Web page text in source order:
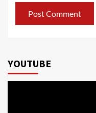
YOUTUBE